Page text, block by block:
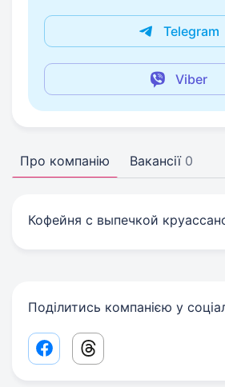
Telegram
Viber
Про компанію Вакансії 0
Кофейня с выпечкой
Поділитись компанією у
Facebook share link
Threads share link